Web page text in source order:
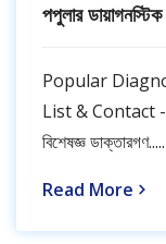
পপুলার
Popular
List & Contact -
বিশেষজ্ঞ ডাক্তারগণ.....
Read More